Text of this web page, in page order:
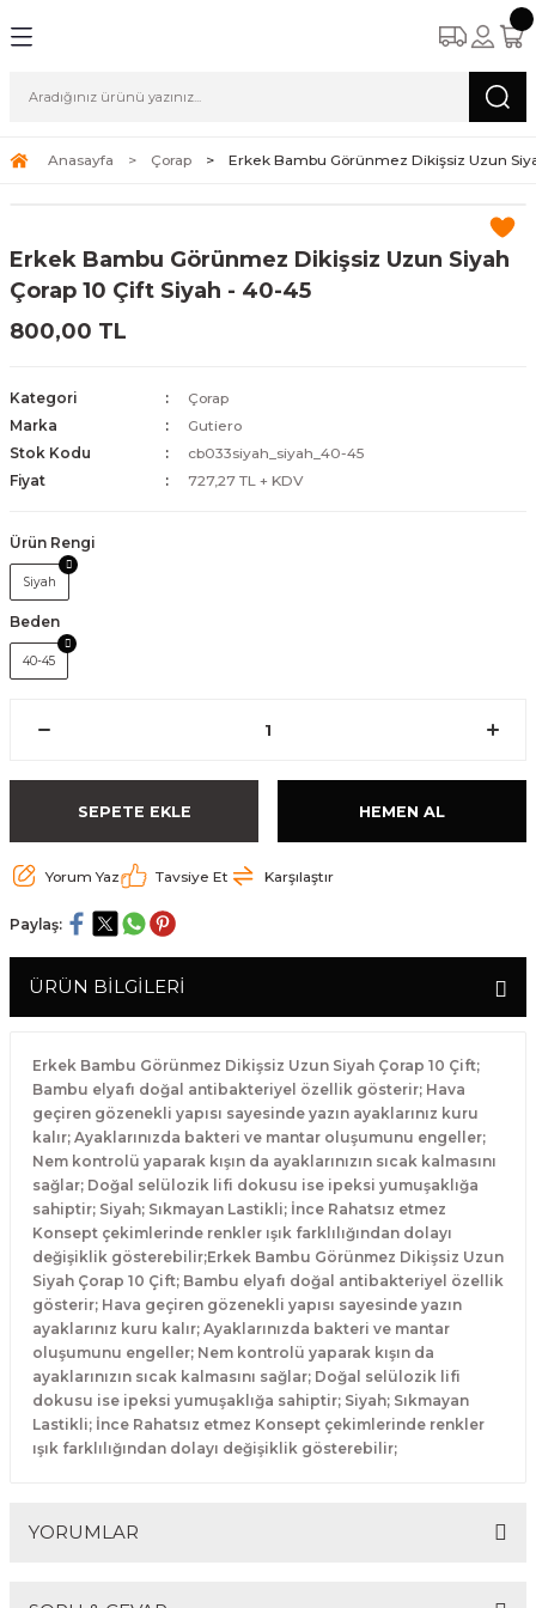
Anasayfa Çorap Erkek Bambu Görünmez Dikişsiz Uzun
Erkek Bambu Görünmez Dikişsiz Uzun Siyah
Çorap 10 Çift Siyah - 40-45
800,00 TL
Kategori
Çorap
Marka
Gutiero
Stok Kodu
cb033siyah_siyah_40-45
Fiyat
727,27 TL + KDV
Ürün Rengi
Siyah
Beden
40-45
SEPETE EKLE HEMEN AL
Yorum Yaz Tavsiye Et Karşılaştır
Paylaş:
ÜRÜN BİLGİLERİ
Erkek Bambu Görünmez Dikişsiz Uzun Siyah Çorap 10 Çift;
Bambu elyafı doğal antibakteriyel özellik gösterir; Hava
geçiren gözenekli yapısı sayesinde yazın ayaklarınız kuru
kalır; Ayaklarınızda bakteri ve mantar oluşumunu engeller;
Nem kontrolü yaparak kışın da ayaklarınızın sıcak kalmasını
sağlar; Doğal selülozik lifi dokusu ise ipeksi yumuşaklığa
sahiptir; Siyah; Sıkmayan Lastikli; İnce Rahatsız etmez
Konsept çekimlerinde renkler ışık farklılığından dolayı
değişiklik gösterebilir;Erkek Bambu Görünmez Dikişsiz Uzun
Siyah Çorap 10 Çift; Bambu elyafı doğal antibakteriyel özellik
gösterir; Hava geçiren gözenekli yapısı sayesinde yazın
ayaklarınız kuru kalır; Ayaklarınızda bakteri ve mantar
oluşumunu engeller; Nem kontrolü yaparak kışın da
ayaklarınızın sıcak kalmasını sağlar; Doğal selülozik lifi
dokusu ise ipeksi yumuşaklığa sahiptir; Siyah; Sıkmayan
Lastikli; İnce Rahatsız etmez Konsept çekimlerinde renkler
ışık farklılığından dolayı değişiklik gösterebilir;
YORUMLAR